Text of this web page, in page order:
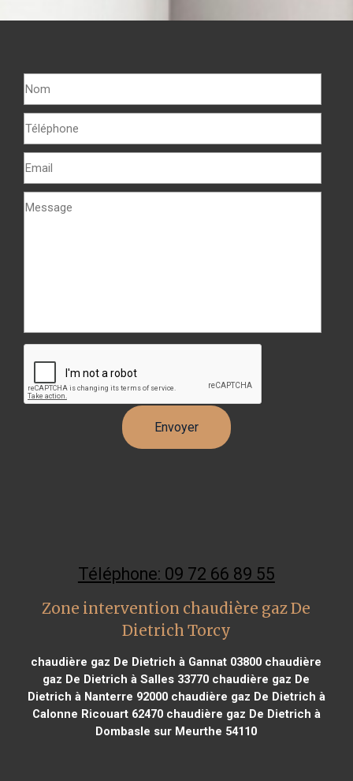
Téléphone: 09 72 66 89 55
Zone intervention chaudière gaz De
Dietrich Torcy
chaudière gaz De Dietrich à Gannat 03800 chaudière
gaz De Dietrich à Salles 33770 chaudière gaz De
Dietrich à Nanterre 92000chaudière gaz De Dietrich à
Calonne Ricouart 62470chaudière gaz De Dietrich à
Dombasle sur Meurthe 54110